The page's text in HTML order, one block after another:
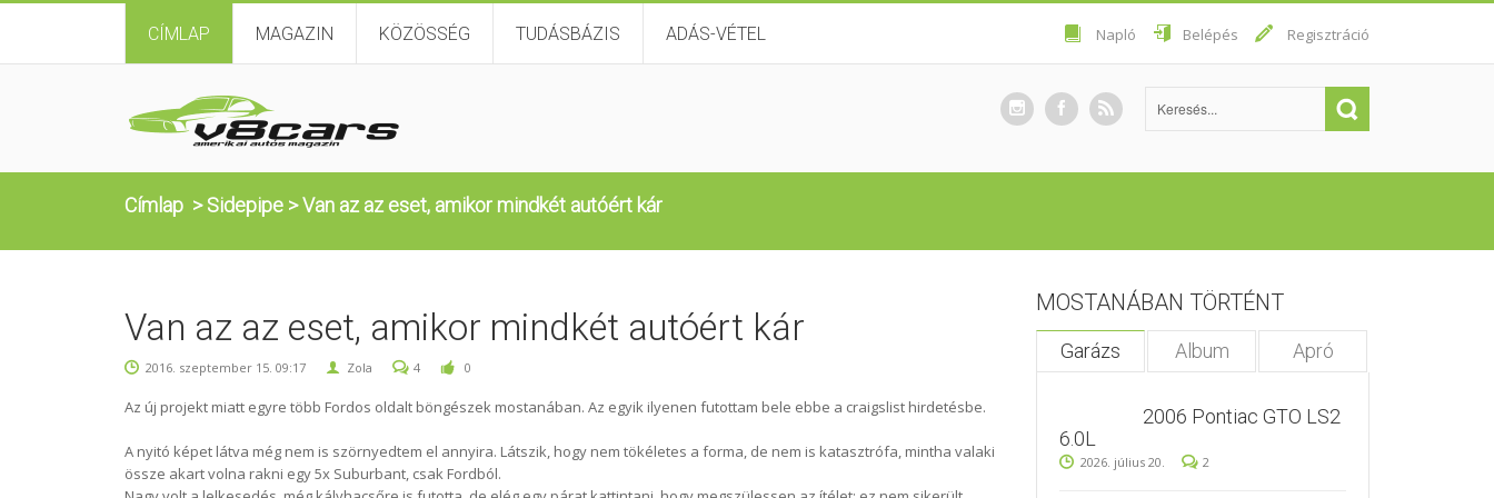
CÍMLAP MAGAZIN KÖZÖSSÉG TUDÁSBÁZIS ADÁS-VÉTEL Napló Belépés Regisztráció
Címlap >Sidepipe >Van az az eset, amikor mindkét autóért kár
Van az az eset, amikor mindkét autóért kár
2016. szeptember 15. 09:17 Zola 4 0
Az új projekt miatt egyre több Fordos oldalt böngészek mostanában. Az egyik ilyenen futottam bele ebbe a craigslist hirdetésbe.
A nyitó képet látva még nem is szörnyedtem el annyira. Látszik, hogy nem tökéletes a forma, de nem is katasztrófa, mintha valaki
össze akart volna rakni egy 5x Suburbant, csak Fordból.
MOSTANÁBAN TÖRTÉNT
Garázs Album Apró
2006 Pontiac GTO LS2
6.0L
2026. július 20. 2